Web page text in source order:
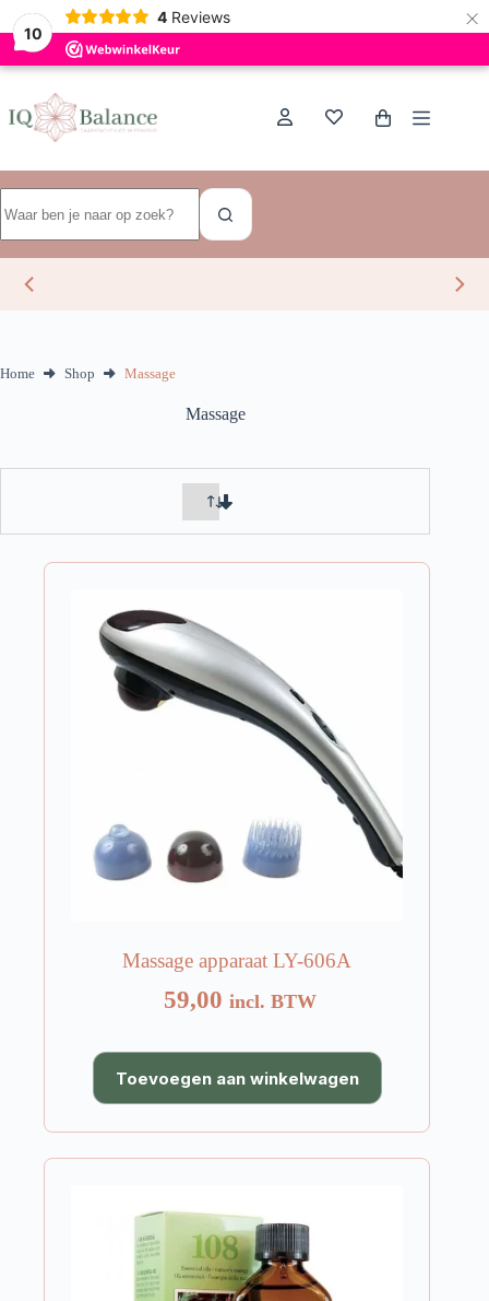
10
4 Reviews ×
Ga
de
inhoud
Winkelwagen
resultaten
Home Shop Massage
Massage
Massage apparaat LY-606A
59,00 incl. BTW
Toevoegen aan winkelwagen